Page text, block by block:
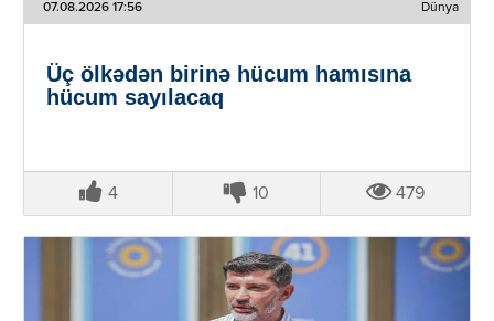
07.08.2026 17:56 Dünya
Üç ölkədən birinə hücum hamısına
hücum sayılacaq
4 10 479